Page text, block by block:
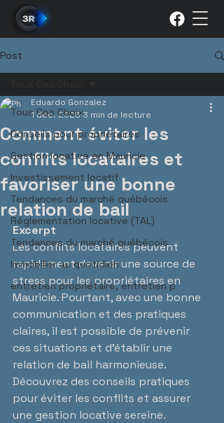
Post
Tous Ces Choix
Conseils pour propriétaires
Gestion locative en Mauricie
Investissement locatif
Tendances du marché québécois
Réglementation locative (TAL)
Tendances du marché québécois
Immobilier au quotidien
entretien propriétaire, entretien p
Comment éviter les
conflits locataires et
favoriser une bonne
relation de bail
Eduardo Gonzalez
1 déc. 20253 min de lecture
Excerpt
Les conflits locataires peuvent
rapidement devenir une source de
stress pour les propriétaires en
Mauricie. Pourtant, avec une bonne
communication et des pratiques
claires, il est possible de prévenir
ces situations et d’établir une
relation de bail harmonieuse.
Découvrez des conseils pratiques
pour éviter les conflits et assurer
une gestion locative sereine.